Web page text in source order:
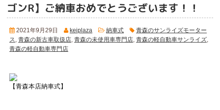
ゴンR】ご納車おめでとうございます！！
2021年9月29日 keiplaza 納車式
青森のサンライズモーター
ス
青森の新古車取扱店 青森の未使用車専門店 青森の軽自動車サンライズ
青森の軽自動車専門店
【青森本店納車式】